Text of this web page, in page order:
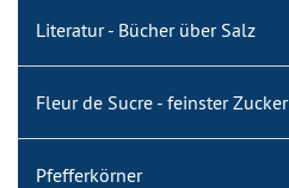
Literatur - Bücher über Salz
Fleur de Sucre - feinster Zucker
Pfefferkörner